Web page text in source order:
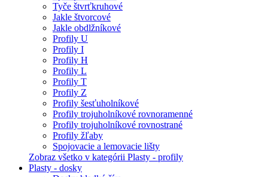
Tyče štvrťkruhové
Jakle štvorcové
Jakle obdlžníkové
Profily U
Profily I
Profily H
Profily L
Profily T
Profily Z
Profily šesťuholníkové
Profily trojuholníkové rovnoramenné
Profily trojuholníkové rovnostrané
Profily žľaby
Spojovacie a lemovacie lišty
Zobraz všetko v kategórii Plasty - profily
Plasty - dosky